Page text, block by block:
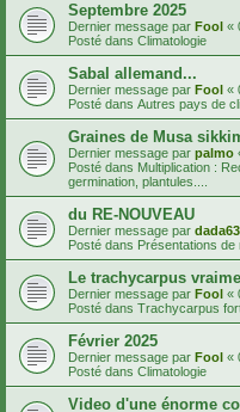
Septembre 2025
Dernier message par Fool «
Posté dans Climatologie
Sabal allemand...
Dernier message par Fool «
Posté dans Autres pays de
Graines de Musa
Dernier message par palmo
Posté dans Multiplication :
germination, plantules....
du RE-NOUVEAU
Dernier message par dada63
Posté dans Présentations de
Le trachycarpus
Dernier message par Fool «
Posté dans Trachycarpus
Février 2025
Dernier message par Fool «
Posté dans Climatologie
Video d'une énorme